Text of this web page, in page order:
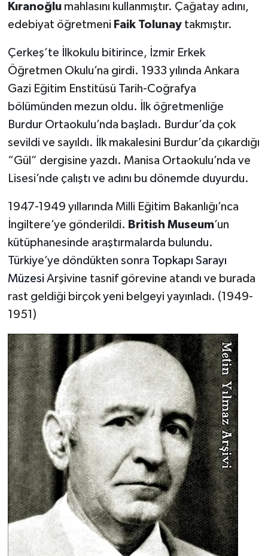
Kıranoğlumahlasını kullanmıştır. Çağatay adını,
edebiyat öğretmeni Faik Tolunaytakmıştır.
Çerkeş’te İlkokulu bitirince, İzmir Erkek
Öğretmen Okulu’na girdi. 1933 yılında Ankara
Gazi Eğitim Enstitüsü Tarih-Coğrafya
bölümünden mezun oldu. İlk öğretmenliğe
Burdur Ortaokulu’nda başladı. Burdur’da çok
sevildi ve sayıldı. İlk makalesini Burdur’da çıkardığı
“Gül” dergisine yazdı. Manisa Ortaokulu’nda ve
Lisesi’nde çalıştı ve adını bu dönemde duyurdu.
1947-1949 yıllarında Milli Eğitim Bakanlığı’nca
İngiltere’ye gönderildi. British Museum’un
kütüphanesinde araştırmalarda bulundu.
Türkiye’ye döndükten sonra Topkapı Sarayı
Müzesi Arşivine tasnif görevine atandı ve burada
rast geldiği birçok yeni belgeyi yayınladı. (1949-
1951)